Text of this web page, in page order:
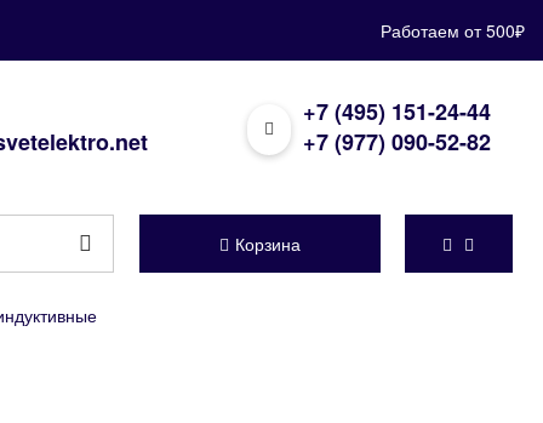
Работаем от 500₽
+7 (495) 151-24-44
+7 (977) 090-52-82
Корзина